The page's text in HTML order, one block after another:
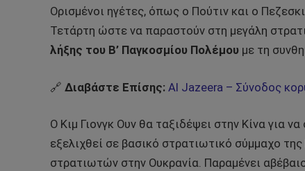
Ορισμένοι ηγέτες, όπως ο Πούτιν και ο
Τετάρτη ώστε να παραστούν στη μεγάλη
λήξης του Β’ Παγκοσμίου Πολέμου με τη
🔗 Διαβάστε Επίσης: Al Jazeera – Σύνοδος
Ο Κιμ Γιονγκ Ουν θα ταξιδέψει στην Κίνα για
εξελιχθεί σε βασικό στρατιωτικό σύμμαχο
στρατιωτών στην Ουκρανία. Παραμένει